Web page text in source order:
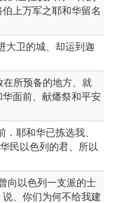
上万军之耶和华留名
大卫的城、却运到迦
所预备的地方、就
面前、献燔祭和平安
．耶和华已拣选我、
民以色列的君、所以
向以色列一支派的士
、你们为何不给我建